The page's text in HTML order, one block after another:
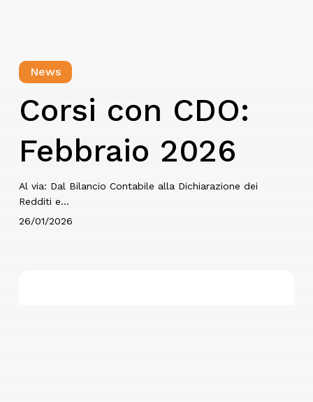
News
Corsi con CDO:
Febbraio 2026
Al via: Dal Bilancio Contabile alla Dichiarazione dei
Redditi e…
26/01/2026